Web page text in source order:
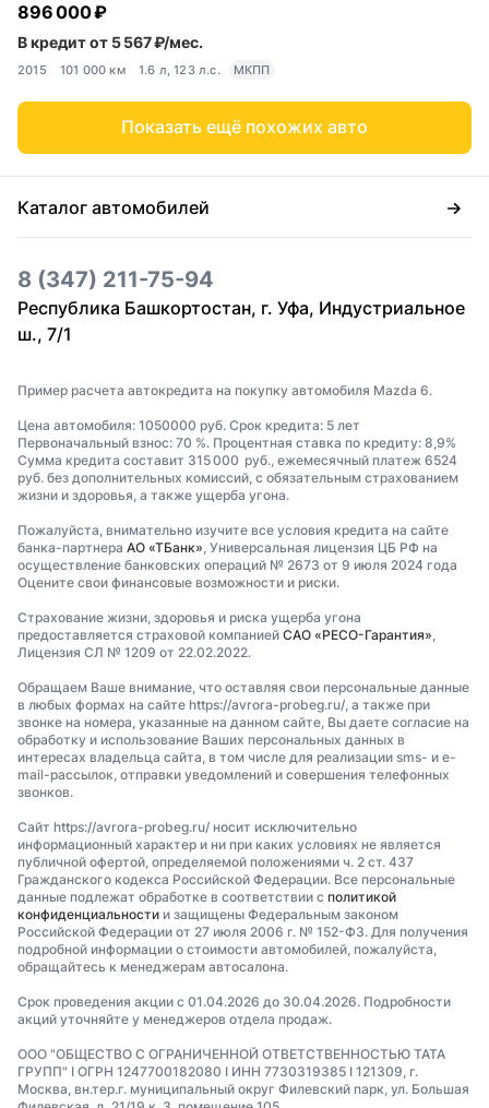
896 000 ₽
В кредит от 5 567 ₽/мес.
2015 101 000 км 1.6 л, 123 л.с. МКПП
Показать ещё похожих авто
Каталог автомобилей
8 (347) 211-75-94
Республика Башкортостан, г. Уфа, Индустриальное
ш., 7/1
Пример расчета автокредита на покупку автомобиля Mazda 6.
Цена автомобиля: 1050000 руб. Срок кредита: 5 лет
Первоначальный взнос: 70 %. Процентная ставка по кредиту: 8,9%
Сумма кредита составит 315 000 руб., ежемесячный платеж 6524
руб. без дополнительных комиссий, с обязательным страхованием
жизни и здоровья, а также ущерба угона.
Пожалуйста, внимательно изучите все условия кредита на сайте
банка-партнера АО «ТБанк», Универсальная лицензия ЦБ РФ на
осуществление банковских операций № 2673 от 9 июля 2024 года
Оцените свои финансовые возможности и риски.
Страхование жизни, здоровья и риска ущерба угона
предоставляется страховой компанией САО «РЕСО-Гарантия»,
Лицензия СЛ № 1209 от 22.02.2022.
Обращаем Ваше внимание, что оставляя свои персональные данные
в любых формах на сайте https://avrora-probeg.ru/, а также при
звонке на номера, указанные на данном сайте, Вы даете согласие на
обработку и использование Ваших персональных данных в
интересах владельца сайта, в том числе для реализации sms- и e-
mail-рассылок, отправки уведомлений и совершения телефонных
звонков.
Сайт https://avrora-probeg.ru/ носит исключительно
информационный характер и ни при каких условиях не является
публичной офертой, определяемой положениями ч. 2 ст. 437
Гражданского кодекса Российской Федерации. Все персональные
данные подлежат обработке в соответствии с политикой
конфиденциальности и защищены Федеральным законом
Российской Федерации от 27 июля 2006 г. № 152-ФЗ. Для получения
подробной информации о стоимости автомобилей, пожалуйста,
обращайтесь к менеджерам автосалона.
Срок проведения акции с 01.04.2026 до 30.04.2026. Подробности
акций уточняйте у менеджеров отдела продаж.
ООО "ОБЩЕСТВО С ОГРАНИЧЕННОЙ ОТВЕТСТВЕННОСТЬЮ ТАТА
ГРУПП" I ОГРН 1247700182080 I ИНН 7730319385 I 121309, г.
Москва, вн.тер.г. муниципальный округ Филевский парк, ул. Большая